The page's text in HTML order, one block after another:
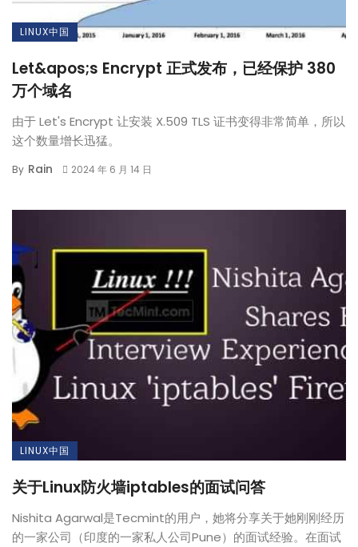
LINUX中国
Let&apos;s Encrypt 正式发布，已经保护 380
万个域名
由于 Let's Encrypt 让安装 X.509 TLS 证书变得非常简单，所以
这个数量增长迅猛。
By Rain 2024 年 6 月 14 日
LINUX中国
关于Linux防火墙iptables的面试问答
Nishita Agarwal是Tecmint的用户，她将分享关于她刚刚经历
的一家公司（印度的一家私人公司Pune）的面试经验。在面试